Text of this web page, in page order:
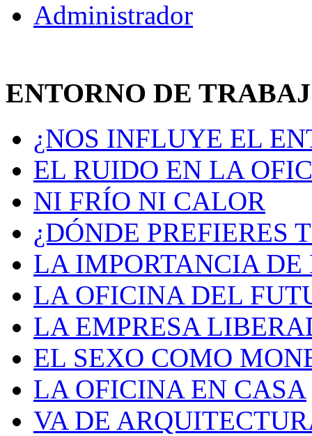
Administrador
ENTORNO DE
¿NOS INFLUYE EL
EL RUIDO EN LA
NI FRÍO NI CALOR
¿DÓNDE PREFIERES
LA IMPORTANCIA
LA OFICINA DEL
LA EMPRESA
EL SEXO COMO
LA OFICINA EN CASA
VA DE